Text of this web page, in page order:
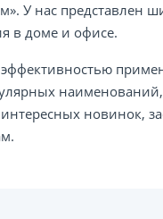
У нас представлен
в доме и офисе.
интересных новинок,